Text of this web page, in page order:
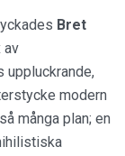
Bret
av
uppluckrande,
modern
många plan; en